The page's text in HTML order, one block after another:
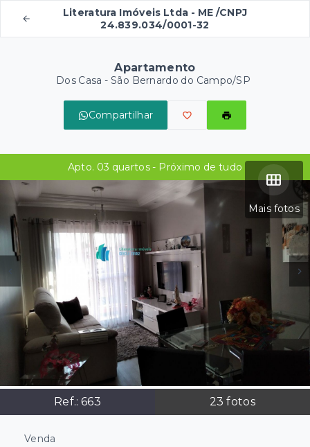
Literatura Imóveis Ltda - ME /CNPJ
24.839.034/0001-32
Apartamento
Dos Casa - São Bernardo do Campo/SP
Compartilhar
Mais fotos
Ref.:663 23 fotos
Apto. 03 quartos - Próximo de tudo
Venda